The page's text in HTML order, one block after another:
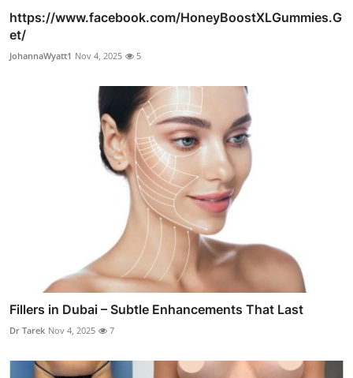
https://www.facebook.com/HoneyBoostXLGummies.G
et/
JohannaWyatt1 Nov 4, 2025 5
Fillers in Dubai – Subtle Enhancements That Last
Dr Tarek Nov 4, 2025 7